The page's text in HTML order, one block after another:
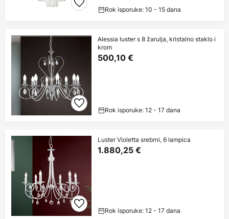
Rok isporuke: 10 - 15 dana
Alessia luster s 8 žarulja, kristalno staklo i
krom
500,10 €
Rok isporuke: 12 - 17 dana
Luster Violetta srebrni, 6 lampica
1.880,25 €
Rok isporuke: 12 - 17 dana